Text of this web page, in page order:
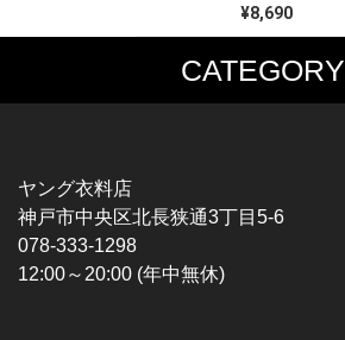
¥8,690
CATEGORY
MUSIC TEE
HARDCORE / PUNK
PROGLESSIVE ROCK
POPS
SOUL / R&B
T-SHIRTS
CHAMPION
ヤング衣料店
神戸市中央区北長狭通3丁目5-6
078-333-1298
12:00～20:00 (年中無休)